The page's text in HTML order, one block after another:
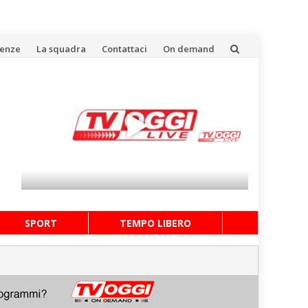
La squadra Contattaci On demand
SPORT TEMPO LIBERO